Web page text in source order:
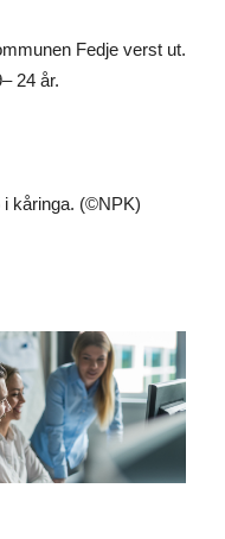
Fedje verst ut.
24 år.
i kåringa. (©NPK)